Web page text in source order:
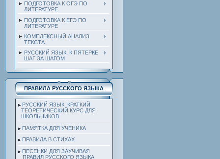
ПОДГОТОВКА К ОГЭ ПО
ЛИТЕРАТУРЕ
ПОДГОТОВКА К ЕГЭ ПО
ЛИТЕРАТУРЕ
КОМПЛЕКСНЫЙ АНАЛИЗ
ТЕКСТА
РУССКИЙ ЯЗЫК. К ПЯТЕРКЕ
ШАГ ЗА ШАГОМ
ПРАВИЛА РУССКОГО ЯЗЫКА
РУССКИЙ ЯЗЫК: КРАТКИЙ
ТЕОРЕТИЧЕСКИЙ КУРС ДЛЯ
ШКОЛЬНИКОВ
ПАМЯТКА ДЛЯ УЧЕНИКА
ПРАВИЛА В СТИХАХ
ПЕСЕНКИ ДЛЯ ЗАУЧИВАЯ
ПРАВИЛ РУССКОГО ЯЗЫКА